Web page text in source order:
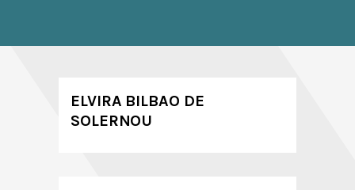
ELVIRA BILBAO DE
SOLERNOU